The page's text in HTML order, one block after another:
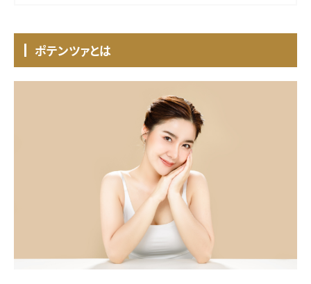
ポテンツァとは